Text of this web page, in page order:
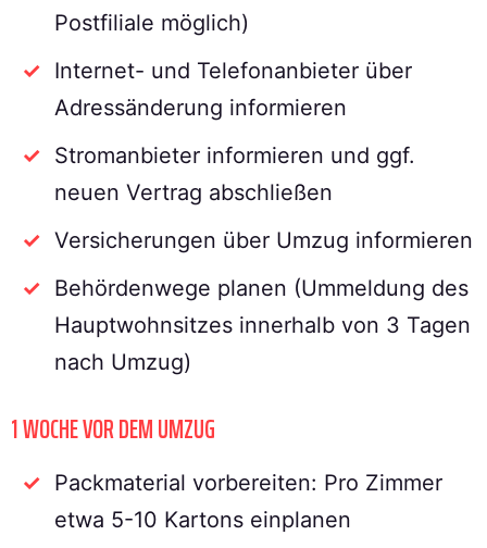
Postfiliale möglich)
Internet- und Telefonanbieter über
Adressänderung informieren
Stromanbieter informieren und ggf.
neuen Vertrag abschließen
Versicherungen über Umzug informieren
Behördenwege planen (Ummeldung des
Hauptwohnsitzes innerhalb von 3 Tagen
nach Umzug)
1 WOCHE VOR DEM UMZUG
Packmaterial vorbereiten: Pro Zimmer
etwa 5-10 Kartons einplanen